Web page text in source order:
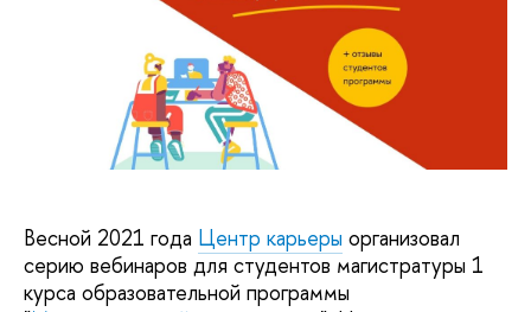
Весной 2021 года Центр карьеры организовал
серию вебинаров для студентов магистратуры 1
курса образовательной программы